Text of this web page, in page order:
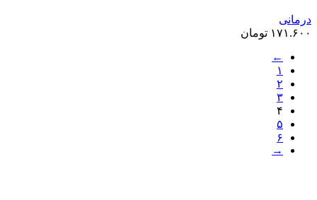
درمانی
۱۷۱.۶۰۰ تومان
←
۱
۲
۳
۴
۵
۶
→